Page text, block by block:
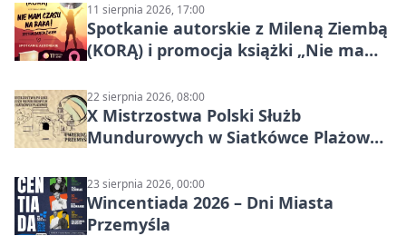
11 sierpnia 2026, 17:00
Spotkanie autorskie z Mileną Ziembą
(KORĄ) i promocja książki „Nie mam
22 sierpnia 2026, 08:00
X Mistrzostwa Polski Służb
Mundurowych w Siatkówce Plażowej
23 sierpnia 2026, 00:00
Wincentiada 2026 – Dni Miasta
Przemyśla